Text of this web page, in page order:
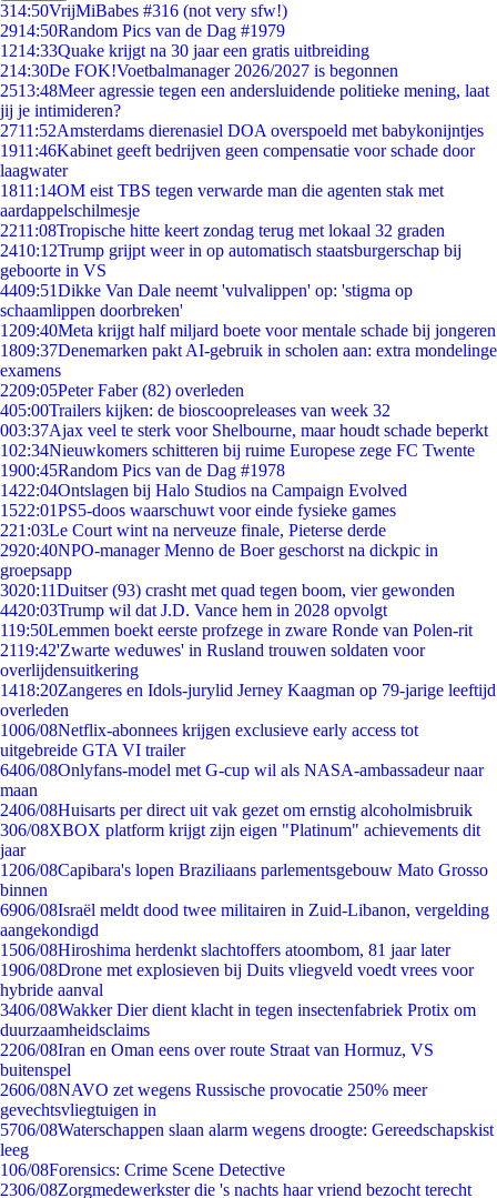
314:50VrijMiBabes #316 (not very sfw!)
2914:50Random Pics van de Dag #1979
1214:33Quake krijgt na 30 jaar een gratis uitbreiding
214:30De FOK!Voetbalmanager 2026/2027 is begonnen
2513:48Meer agressie tegen een andersluidende politieke mening, laat
jij je intimideren?
2711:52Amsterdams dierenasiel DOA overspoeld met babykonijntjes
1911:46Kabinet geeft bedrijven geen compensatie voor schade door
laagwater
1811:14OM eist TBS tegen verwarde man die agenten stak met
aardappelschilmesje
2211:08Tropische hitte keert zondag terug met lokaal 32 graden
2410:12Trump grijpt weer in op automatisch staatsburgerschap bij
geboorte in VS
4409:51Dikke Van Dale neemt 'vulvalippen' op: 'stigma op
schaamlippen doorbreken'
1209:40Meta krijgt half miljard boete voor mentale schade bij jongeren
1809:37Denemarken pakt AI-gebruik in scholen aan: extra mondelinge
examens
2209:05Peter Faber (82) overleden
405:00Trailers kijken: de bioscoopreleases van week 32
003:37Ajax veel te sterk voor Shelbourne, maar houdt schade beperkt
102:34Nieuwkomers schitteren bij ruime Europese zege FC Twente
1900:45Random Pics van de Dag #1978
1422:04Ontslagen bij Halo Studios na Campaign Evolved
1522:01PS5-doos waarschuwt voor einde fysieke games
221:03Le Court wint na nerveuze finale, Pieterse derde
2920:40NPO-manager Menno de Boer geschorst na dickpic in
groepsapp
3020:11Duitser (93) crasht met quad tegen boom, vier gewonden
4420:03Trump wil dat J.D. Vance hem in 2028 opvolgt
119:50Lemmen boekt eerste profzege in zware Ronde van Polen-rit
2119:42'Zwarte weduwes' in Rusland trouwen soldaten voor
overlijdensuitkering
1418:20Zangeres en Idols-jurylid Jerney Kaagman op 79-jarige leeftijd
overleden
1006/08Netflix-abonnees krijgen exclusieve early access tot
uitgebreide GTA VI trailer
6406/08Onlyfans-model met G-cup wil als NASA-ambassadeur naar
maan
2406/08Huisarts per direct uit vak gezet om ernstig alcoholmisbruik
306/08XBOX platform krijgt zijn eigen "Platinum" achievements dit
jaar
1206/08Capibara's lopen Braziliaans parlementsgebouw Mato Grosso
binnen
6906/08Israël meldt dood twee militairen in Zuid-Libanon, vergelding
aangekondigd
1506/08Hiroshima herdenkt slachtoffers atoombom, 81 jaar later
1906/08Drone met explosieven bij Duits vliegveld voedt vrees voor
hybride aanval
3406/08Wakker Dier dient klacht in tegen insectenfabriek Protix om
duurzaamheidsclaims
2206/08Iran en Oman eens over route Straat van Hormuz, VS
buitenspel
2606/08NAVO zet wegens Russische provocatie 250% meer
gevechtsvliegtuigen in
5706/08Waterschappen slaan alarm wegens droogte: Gereedschapskist
leeg
106/08Forensics: Crime Scene Detective
2306/08Zorgmedewerkster die 's nachts haar vriend bezocht terecht